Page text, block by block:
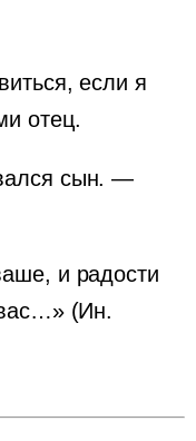
если я
отец.
сын. —
и радости
(Ин.